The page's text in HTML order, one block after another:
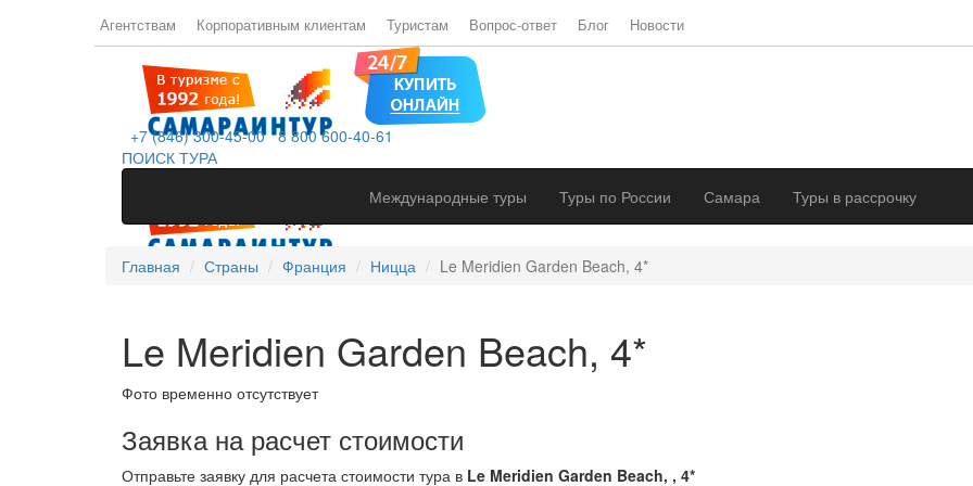
Агентствам Корпоративным клиентам Туристам Вопрос-ответ Блог Новости
+7 (846) 300-45-00 8 800 600-40-61
ПОИСК ТУРА
Международные туры
Туры по России Самара Туры в рассрочку
Главная Страны Франция Ницца Le Meridien Garden Beach, 4*
Le Meridien Garden Beach, 4*
Фото временно отсутствует
Заявка на расчет стоимости
Отправьте заявку для расчета стоимости тура в Le Meridien Garden Beach, , 4*